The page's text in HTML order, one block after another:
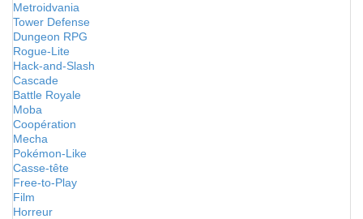
Metroidvania
Tower Defense
Dungeon RPG
Rogue-Lite
Hack-and-Slash
Cascade
Battle Royale
Moba
Coopération
Mecha
Pokémon-Like
Casse-tête
Free-to-Play
Film
Horreur